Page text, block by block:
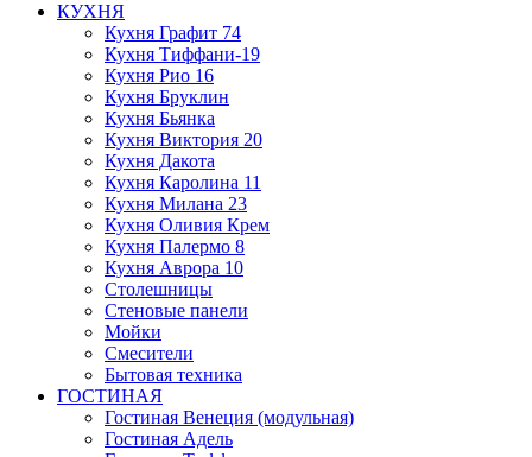
КУХНЯ
Кухня Графит 74
Кухня Тиффани-19
Кухня Рио 16
Кухня Бруклин
Кухня Бьянка
Кухня Виктория 20
Кухня Дакота
Кухня Каролина 11
Кухня Милана 23
Кухня Оливия Крем
Кухня Палермо 8
Кухня Аврора 10
Столешницы
Стеновые панели
Мойки
Смесители
Бытовая техника
ГОСТИНАЯ
Гостиная Венеция (модульная)
Гостиная Адель